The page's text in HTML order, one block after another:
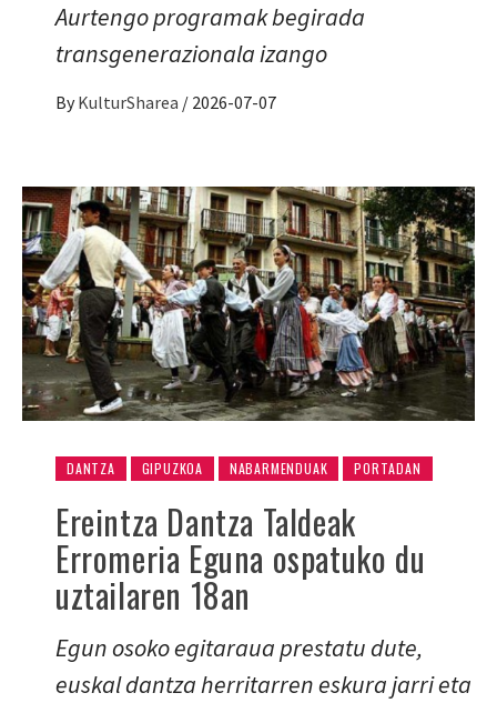
Aurtengo programak begirada
transgenerazionala izango
By KulturSharea / 2026-07-07
DANTZA GIPUZKOA NABARMENDUAK PORTADAN
Ereintza Dantza Taldeak
Erromeria Eguna ospatuko du
uztailaren 18an
Egun osoko egitaraua prestatu dute,
euskal dantza herritarren eskura jarri eta